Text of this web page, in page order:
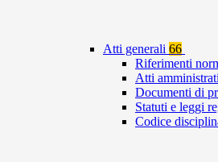
Atti generali 66
Riferimenti
Atti
Documenti di
Statuti e leggi
Codice